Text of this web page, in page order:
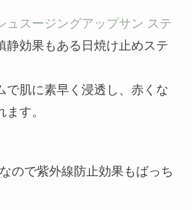
ュスージングアップサン ステ
静効果もある日焼け止めステ
で肌に素早く浸透し、赤くな
す。
ので紫外線防止効果もばっち